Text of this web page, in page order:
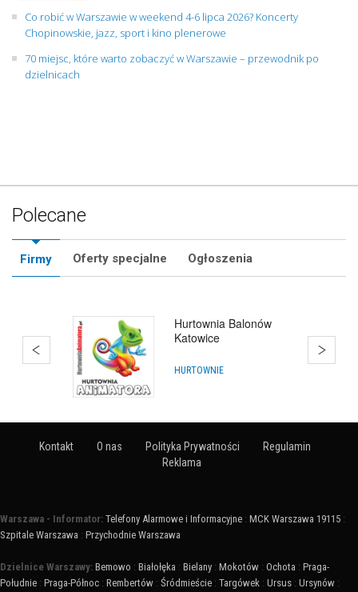
Co robić w Warszawie w weekend 4-6 lipca 2026? Koncerty
Chopinowskie, jazz, sport i kino plenerowe
70 miejsc, które warto zobaczyć w Warszawie – przewodnik po
dzielnicach
Polecane
Firmy Oferty specjalne Ogłoszenia
Hurtownia Balonów
Katowice
HURTOWNIE
Kontakt O nas Polityka Prywatności
Regulamin
Reklama
Warszawa - Informator: Telefony Alarmowe i Informacyjne : MCK Warszawa 19115 :
Szpitale Warszawa : Przychodnie Warszawa
Dzielnice Warszawy: Bemowo : Białołęka : Bielany : Mokotów : Ochota : Praga-
Południe : Praga-Północ : Rembertów : Śródmieście : Targówek : Ursus : Ursynów :